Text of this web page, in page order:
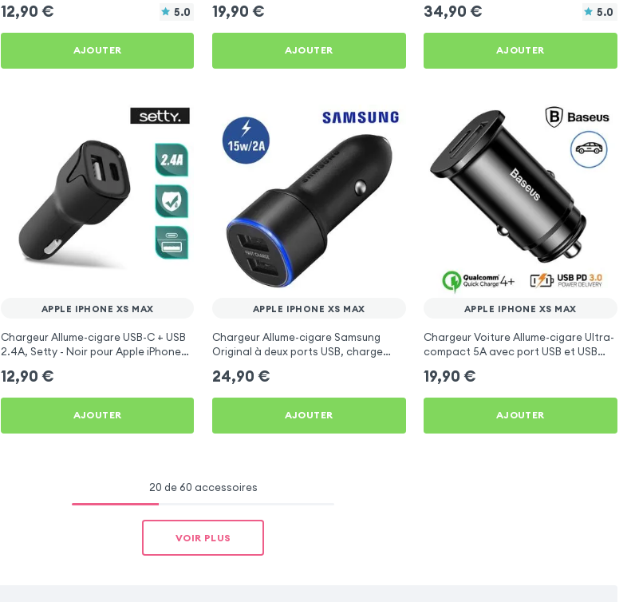
12,90 € 5.0
AJOUTER
19,90 €
AJOUTER
34,90 € 5.0
AJOUTER
APPLE IPHONE XS MAX
Chargeur Allume-cigare USB-C + USB
2.4A, Setty - Noir pour Apple iPhone
12,90 €
AJOUTER
APPLE IPHONE XS MAX
Chargeur Allume-cigare Samsung
Original à deux ports USB, charge
Max
24,90 €
AJOUTER
APPLE IPHONE XS MAX
Chargeur Voiture Allume-cigare Ultra-
compact 5A avec port USB et USB
iPhone XS Max
19,90 €
AJOUTER
20 de 60 accessoires
VOIR PLUS